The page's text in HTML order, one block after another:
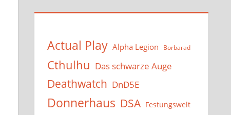
Actual Play Alpha Legion Borbarad
Cthulhu Das schwarze Auge
Deathwatch DnD5E
Donnerhaus DSA Festungswelt